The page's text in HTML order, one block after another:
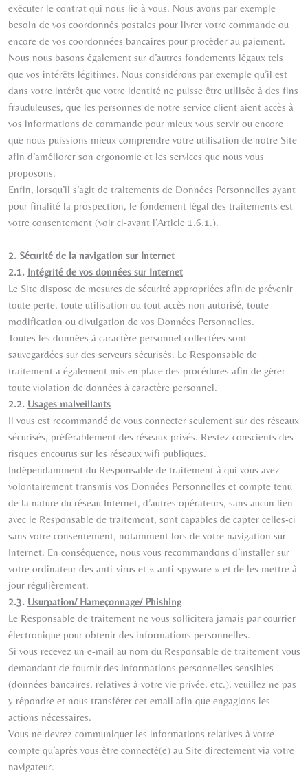
exécuter le contrat qui nous lie à vous. Nous avons par exemple
besoin de vos coordonnés postales pour livrer votre commande ou
encore de vos coordonnées bancaires pour procéder au paiement.
Nous nous basons également sur d’autres fondements légaux tels
que vos intérêts légitimes. Nous considérons par exemple qu’il est
dans votre intérêt que votre identité ne puisse être utilisée à des fins
frauduleuses, que les personnes de notre service client aient accès à
vos informations de commande pour mieux vous servir ou encore
que nous puissions mieux comprendre votre utilisation de notre Site
afin d’améliorer son ergonomie et les services que nous vous
proposons.
Enfin, lorsqu’il s’agit de traitements de Données Personnelles ayant
pour finalité la prospection, le fondement légal des traitements est
votre consentement (voir ci-avant l’Article 1.6.1.).
2. Sécurité de la navigation sur Internet
2.1. Intégrité de vos données sur Internet
Le Site dispose de mesures de sécurité appropriées afin de prévenir
toute perte, toute utilisation ou tout accès non autorisé, toute
modification ou divulgation de vos Données Personnelles.
Toutes les données à caractère personnel collectées sont
sauvegardées sur des serveurs sécurisés. Le Responsable de
traitement a également mis en place des procédures afin de gérer
toute violation de données à caractère personnel.
2.2. Usages malveillants
Il vous est recommandé de vous connecter seulement sur des réseaux
sécurisés, préférablement des réseaux privés. Restez conscients des
risques encourus sur les réseaux wifi publiques.
Indépendamment du Responsable de traitement à qui vous avez
volontairement transmis vos Données Personnelles et compte tenu
de la nature du réseau Internet, d’autres opérateurs, sans aucun lien
avec le Responsable de traitement, sont capables de capter celles-ci
sans votre consentement, notamment lors de votre navigation sur
Internet. En conséquence, nous vous recommandons d’installer sur
votre ordinateur des anti-virus et « anti-spyware » et de les mettre à
jour régulièrement.
2.3. Usurpation/ Hameçonnage/ Phishing
Le Responsable de traitement ne vous sollicitera jamais par courrier
électronique pour obtenir des informations personnelles.
Si vous recevez un e-mail au nom du Responsable de traitement vous
demandant de fournir des informations personnelles sensibles
(données bancaires, relatives à votre vie privée, etc.), veuillez ne pas
y répondre et nous transférer cet email afin que engagions les
actions nécessaires.
Vous ne devrez communiquer les informations relatives à votre
compte qu’après vous être connecté(e) au Site directement via votre
navigateur.